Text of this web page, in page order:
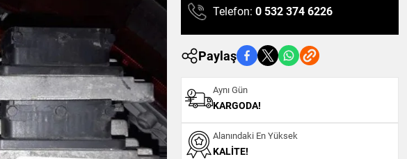
Telefon: 0 532 374 6226
Paylaş
Aynı Gün
KARGODA!
Alanındaki En Yüksek
KALITE!